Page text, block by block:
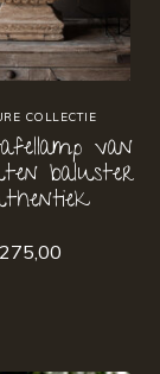
COLLECTIE
van
baluster